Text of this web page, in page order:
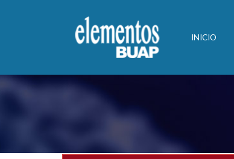
INICIO